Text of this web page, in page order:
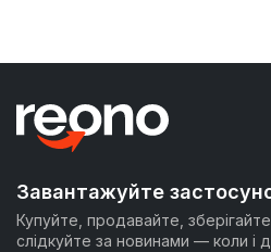
Завантажуйте
Купуйте, продавайте,
слідкуйте за новинами — коли і